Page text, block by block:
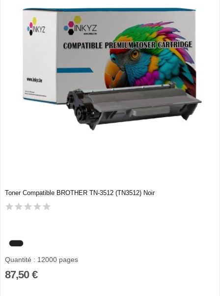
Toner Compatible BROTHER TN-3512 (TN3512) Noir
Quantité : 12000 pages
87,50 €